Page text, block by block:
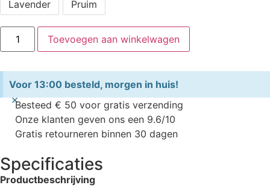
Lavender
Pruim
Toevoegen aan winkelwagen
Voor 13:00 besteld, morgen in huis!
×Besteed € 50 voor gratis verzending
Onze klanten geven ons een 9.6/10
Gratis retourneren binnen 30 dagen
Specificaties
Productbeschrijving